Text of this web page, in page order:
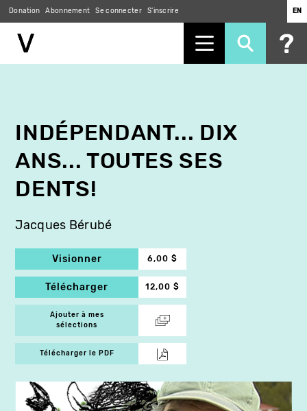
Donation Abonnement Se connecter S'inscrire EN
INDÉPENDANT... DIX
ANS... TOUTES SES
DENTS!
Jacques Bérubé
Visionner 6,00 $
Télécharger 12,00 $
Ajouter à mes
sélections
Télécharger le PDF